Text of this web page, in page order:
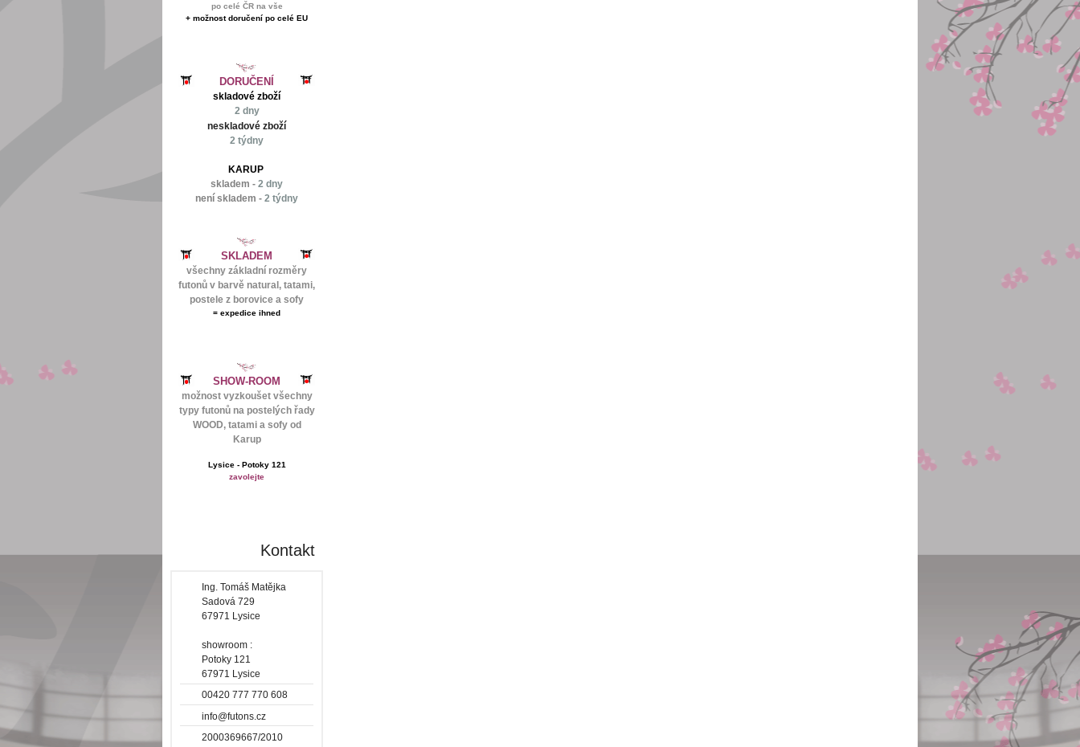
po celé ČR na vše
+ možnost doručení po celé EU
DORUČENÍ
skladové zboží
2 dny
neskladové zboží
2 týdny
KARUP
skladem - 2 dny
není skladem - 2 týdny
SKLADEM
všechny základní rozměry
futonů v barvě natural, tatami,
postele z borovice a sofy
= expedice ihned
SHOW-ROOM
možnost vyzkoušet všechny
typy futonů na postelých řady
WOOD, tatami a sofy od
Karup
Lysice - Potoky 121
zavolejte
Kontakt
Ing. Tomáš Matějka
Sadová 729
67971 Lysice
showroom :
Potoky 121
67971 Lysice
00420 777 770 608
info@futons.cz
2000369667/2010